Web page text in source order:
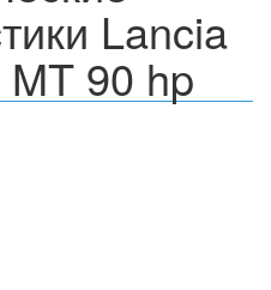
Lancia
90 hp